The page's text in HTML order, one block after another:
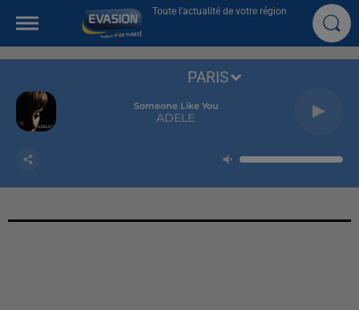
Toute l'actualité de votre région
Someone Like You
ADELE
PARIS